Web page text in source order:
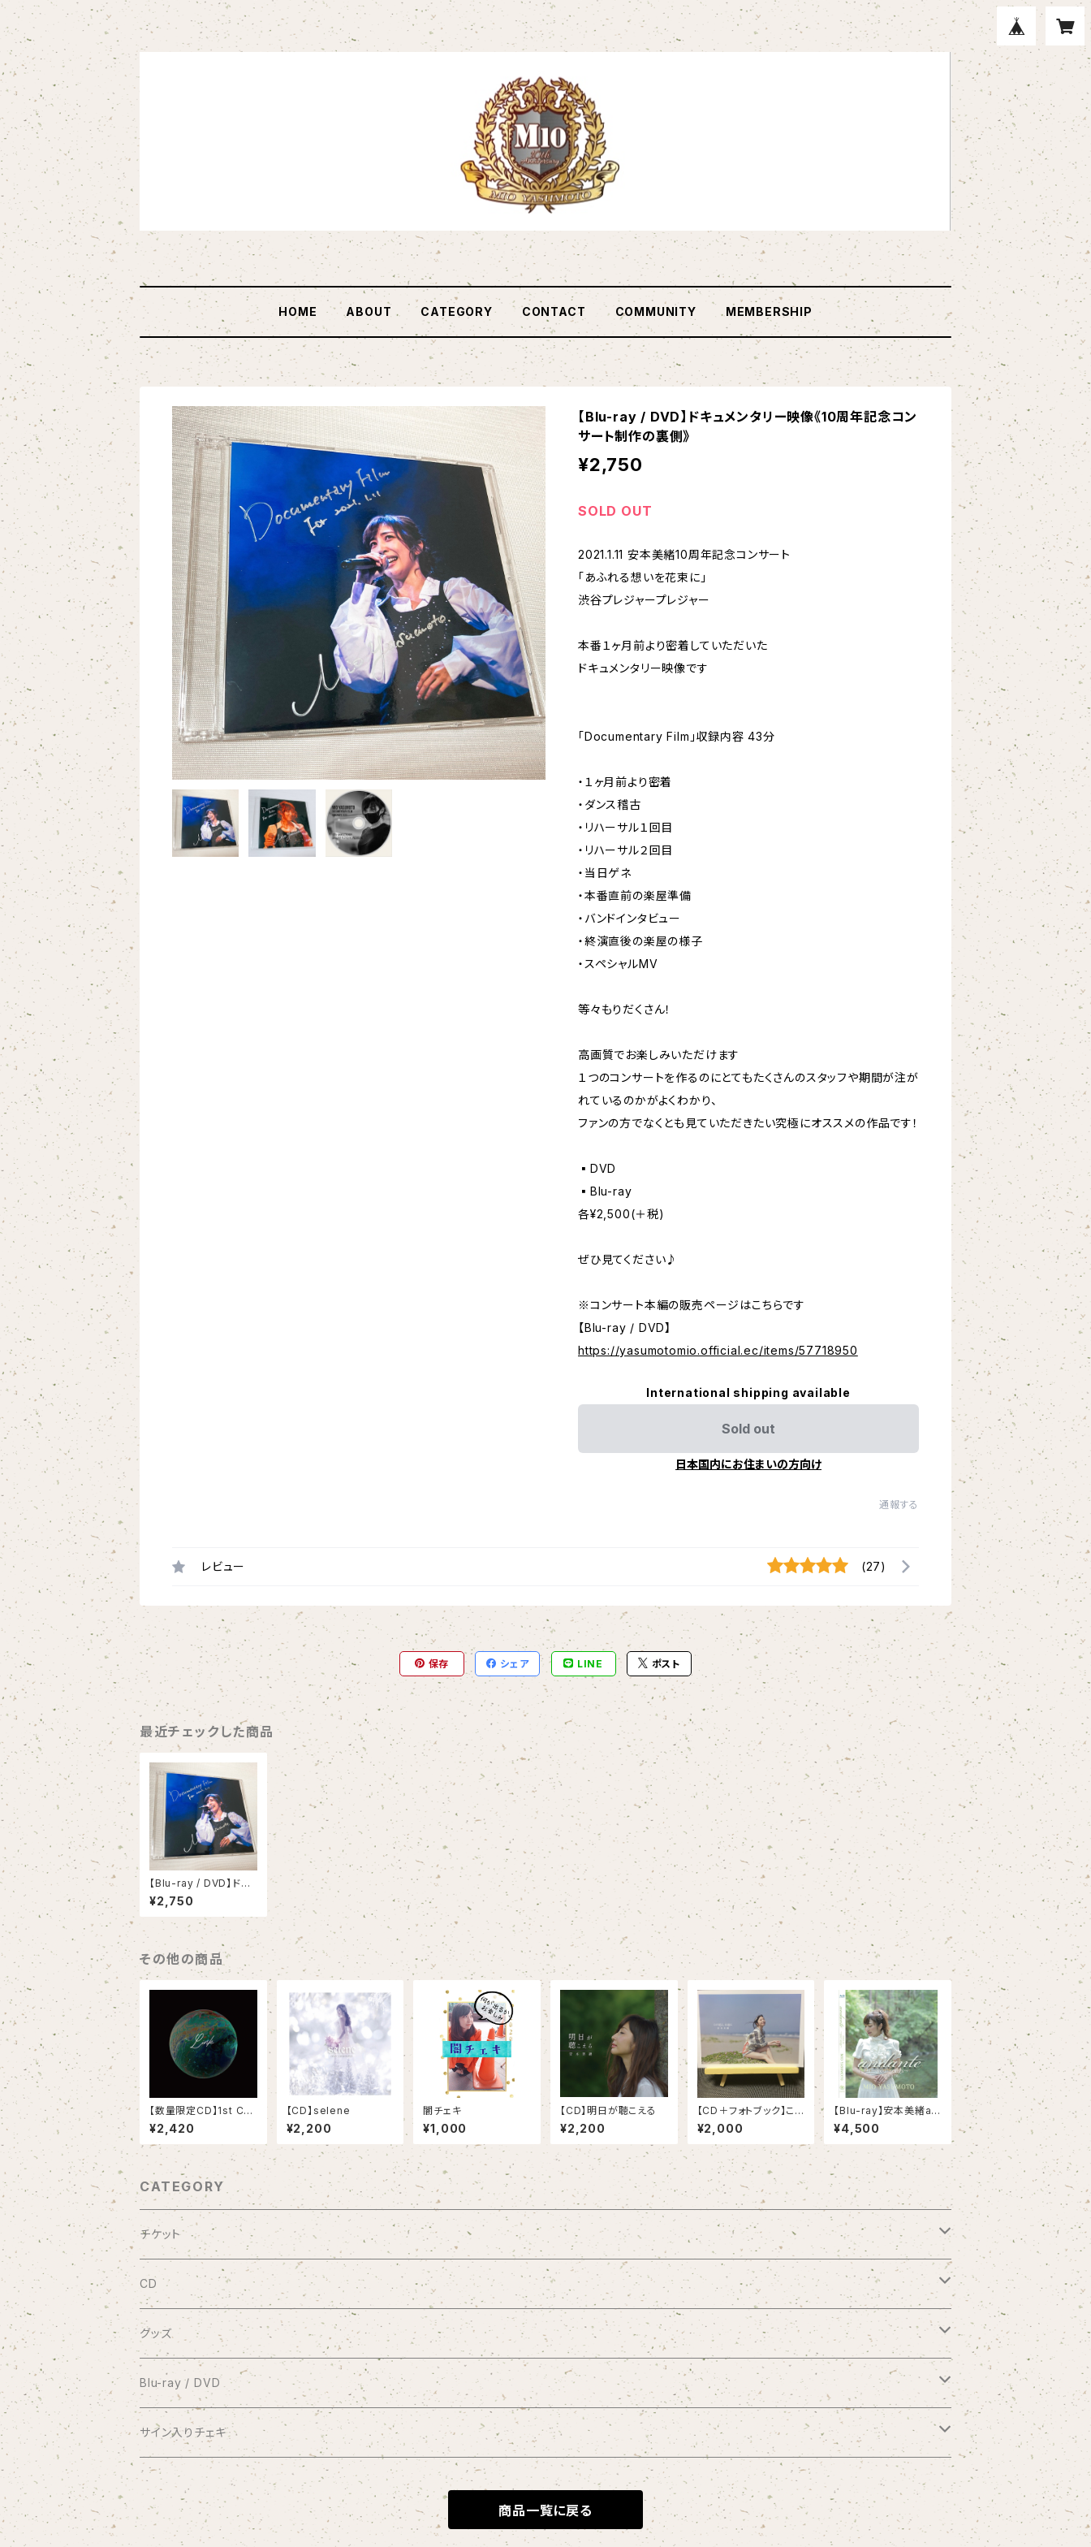
HOME ABOUT CATEGORY CONTACT COMMUNITY MEMBERSHIP
【Blu-ray / DVD】ドキュメンタリー映像《10周年記念コン
サート制作の裏側》
¥2,750
SOLD OUT
2021.1.11 安本美緒10周年記念コンサート
「あふれる想いを花束に」
渋谷プレジャープレジャー
本番１ヶ月前より密着していただいた
ドキュメンタリー映像です
「Documentary Film」収録内容 43分
・１ヶ月前より密着
・ダンス稽古
・リハーサル１回目
・リハーサル２回目
・当日ゲネ
・本番直前の楽屋準備
・バンドインタビュー
・終演直後の楽屋の様子
・スペシャルMV
等々もりだくさん！
高画質でお楽しみいただけます
１つのコンサートを作るのにとてもたくさんのスタッフや期間が注が
れているのかがよくわかり、
ファンの方でなくとも見ていただきたい究極にオススメの作品です！
▪️DVD
▪️Blu-ray
各¥2,500(＋税)
ぜひ見てください♪
※コンサート本編の販売ページはこちらです
【Blu-ray / DVD】
https://yasumotomio.official.ec/items/57718950
International shipping available
Sold out
日本国内にお住まいの方向け
通報する
レビュー (27)
保存 シェア LINE ポスト
最近チェックした商品
【Blu-ray / DVD】ドキ
ュメンタリー映像《10周
年記念コンサート制作
の裏側》
¥2,750
その他の商品
【数量限定CD】1st Co
mpilation『Link』
¥2,420
【CD】selene
¥2,200
闇チェキ
¥1,000
【CD】明日が聴こえる
¥2,200
【CD＋フォトブック】こ
の夏よ、永遠に
¥2,000
【Blu-ray】安本美緒an
dante2020〜your s
ongs〜
¥4,500
CATEGORY
チケット
9/20 10周年記念コンサート渋谷プレジャープレジャー
有料配信ライブ
1coin配信 クラブ美緒
過去の録画ライブ視聴チケット
1/8 弦カルテットコンサート at 横浜mint hall
CD
シングル
おやすみなさい
花束をあなたに
Piano Letter
ミニアルバム
アナスタシア
明日が聴こえる
selene
フルアルバム
Meditation
写真集つきシングル
アナスタシア（初期ver.）
コンピレーションアルバム
グッズ
ブロマイド
10周年メモリアルフォトブック
クリアファイル
缶バッジ
Blu-ray / DVD
2017.7.2 渋谷プレジャープレジャー
Blu-ray
Blu-ray＆DVDセット
2020.9.20 andante〜your songs〜
Blu-ray
2021.1.11 渋谷プレジャープレジャー
サイン入りチェキ
おうちde MIO LIVE
闇チェキ
商品一覧に戻る